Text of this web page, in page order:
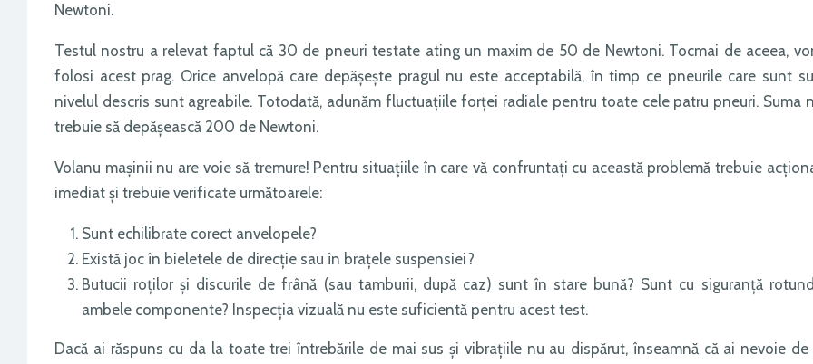
Newtoni.
Testul nostru a relevat faptul că 30 de pneuri testate ating un maxim de 50 de Newtoni. Tocmai de aceea,
folosi acest prag. Orice anvelopă care depășește pragul nu este acceptabilă, în timp ce pneurile care sunt
nivelul descris sunt agreabile. Totodată, adunăm fluctuațiile forței radiale pentru toate cele patru pneuri. Suma
trebuie să depășească 200 de Newtoni.
Volanu mașinii nu are voie să tremure! Pentru situațiile în care vă confruntați cu această problemă trebuie
imediat și trebuie verificate următoarele:
Sunt echilibrate corect anvelopele?
Există joc în bieletele de direcție sau în brațele suspensiei?
Butucii roților și discurile de frână (sau tamburii, după caz) sunt în stare bună? Sunt cu siguranță
ambele componente? Inspecția vizuală nu este suficientă pentru acest test.
Dacă ai răspuns cu da la toate trei întrebările de mai sus și vibrațiile nu au dispărut, înseamnă că ai nevoie de